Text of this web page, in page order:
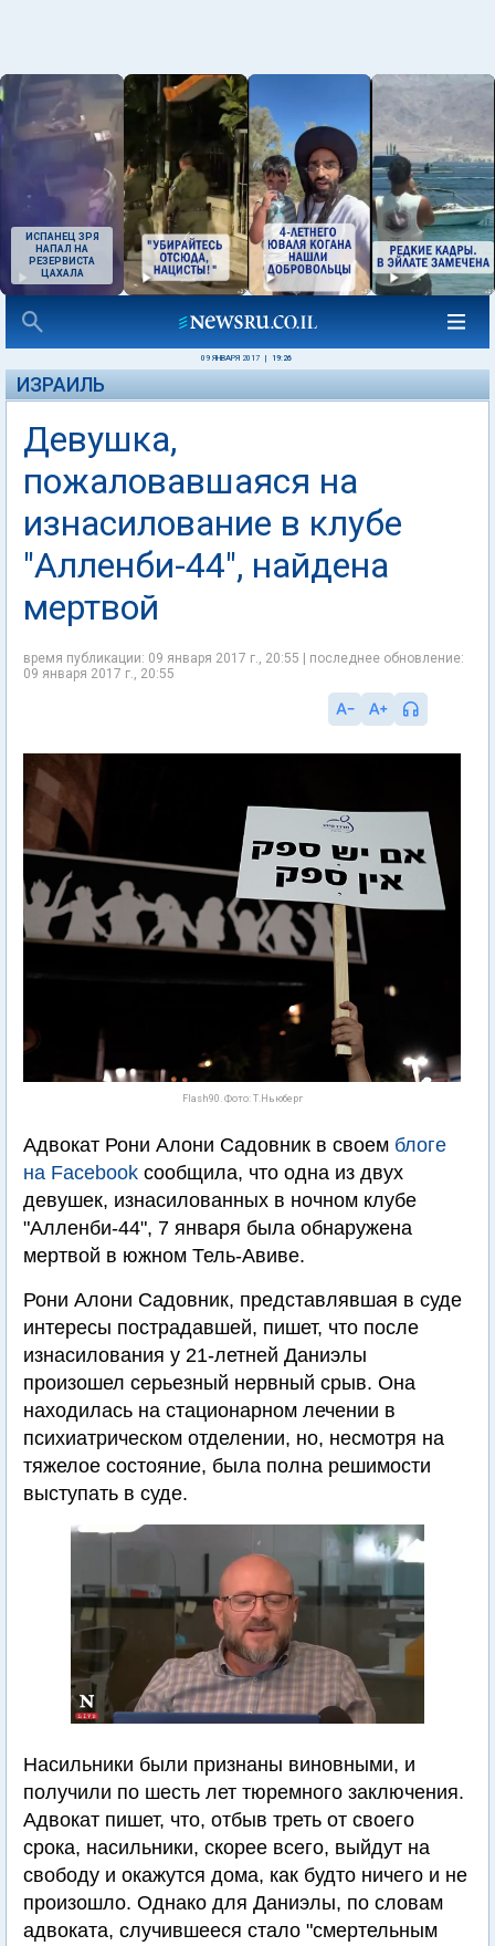
ИСПАНЕЦ ЗРЯ
НАПАЛ НА
РЕЗЕРВИСТА
ЦАХАЛА
09 ЯНВАРЯ 2017 19:26
ИЗРАИЛЬ
Девушка,
пожаловавшаяся на
изнасилование в клубе
"Алленби-44", найдена
мертвой
время публикации: 09 января 2017 г., 20:55 | последнее обновление:
09 января 2017 г., 20:55
Flash90. Фото: Т.Ньюберг
Адвокат Рони Алони Садовник в своем блоге
на Facebook сообщила, что одна из двух
девушек, изнасилованных в ночном клубе
"Алленби-44", 7 января была обнаружена
мертвой в южном Тель-Авиве.
Рони Алони Садовник, представлявшая в суде
интересы пострадавшей, пишет, что после
изнасилования у 21-летней Даниэлы
произошел серьезный нервный срыв. Она
находилась на стационарном лечении в
психиатрическом отделении, но, несмотря на
тяжелое состояние, была полна решимости
выступать в суде.
Насильники были признаны виновными, и
получили по шесть лет тюремного заключения.
Адвокат пишет, что, отбыв треть от своего
срока, насильники, скорее всего, выйдут на
свободу и окажутся дома, как будто ничего и не
произошло. Однако для Даниэлы, по словам
адвоката, случившееся стало "смертельным